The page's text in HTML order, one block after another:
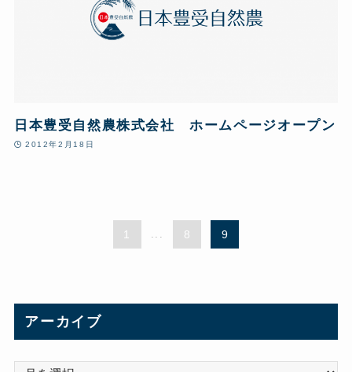
日本豊受自然農株式会社 ホームページオープン
2012年2月18日
1 8 9
アーカイブ